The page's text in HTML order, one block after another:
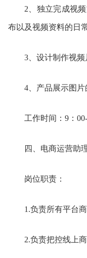
2、独立完成视
布以及视频资料的日
3、设计制作视频
4、产品展示图片
工作时间： 9：
四、 电商运营助
岗位职责：
1.负责所有平台
2.负责把控线上